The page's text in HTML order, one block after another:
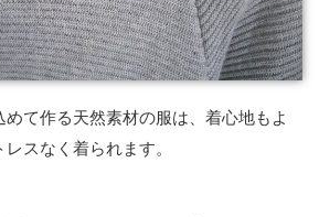
て作る天然素材の服は、着心地もよ
スなく着られます。